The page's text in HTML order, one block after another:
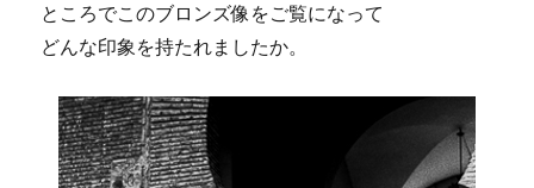
ところでこのブロンズ像をご覧になって
どんな印象を持たれましたか。